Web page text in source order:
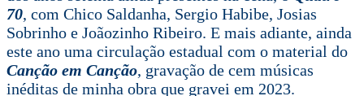
70, com Chico Saldanha, Sergio Habibe, Josias
Sobrinho e Joãozinho Ribeiro. E mais adiante, ainda
este ano uma circulação estadual com o material do
Canção em Canção, gravação de cem músicas
inéditas de minha obra que gravei em 2023.